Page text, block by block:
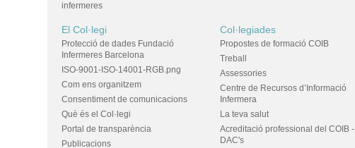
infermeres
El Col·legi
Protecció de dades Fundació
Infermeres Barcelona
ISO-9001-ISO-14001-RGB.png
Com ens organitzem
Consentiment de comunicacions
Què és el Col·legi
Portal de transparència
Publicacions
Col·legiades
Propostes de formació COIB
Treball
Assessories
Centre de Recursos d’Informació
Infermera
La teva salut
Acreditació professional del COIB -
DAC's